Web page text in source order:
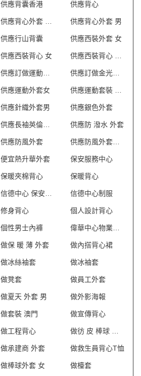
供應背囊香港 供應背心
供應背心外套 男
供應行山背囊 供應西裝外套 女
供應西裝背心 女
供應訂做運動外套
供應運動外套女
供應針織外套男 供應銀色外套
供應長袖英倫外套 供應防 潑水 外套
供應防風外套
便宜熱升華外套 保安服務中心
保暖夾棉背心 保暖背心
信德中心制服
修身背心 個人設計背心
個性男士內褲
做保 暖 薄 外套 做內搭背心裙
做冰絲袖套 做冰袖套
做凳套 做員工外套
做夏天 外套 男 做外影海報
做套裝 澳門 做宣傳背心
做工程背心
做承建商 外套 做救生員背心T恤
做棒球外套 女 做檯套